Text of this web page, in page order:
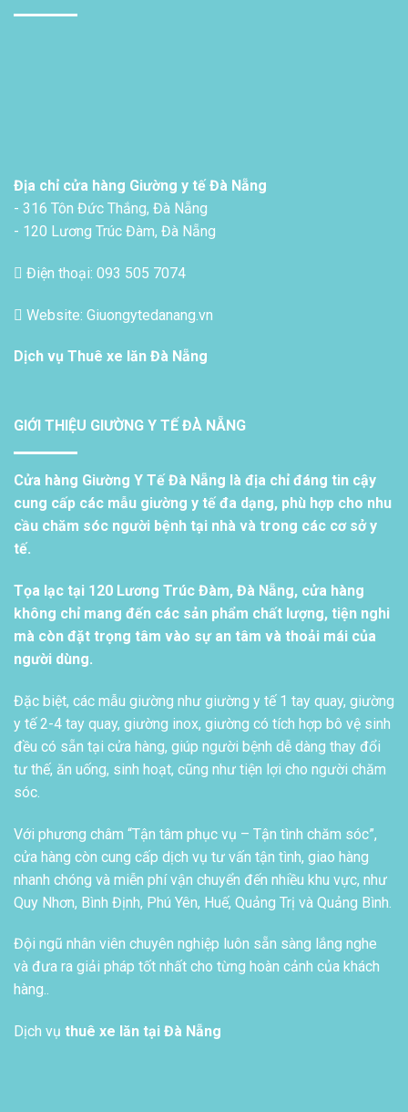
Địa chỉ cửa hàng Giường y tế Đà Nẵng
- 316 Tôn Đức Thắng, Đà Nẵng
- 120 Lương Trúc Đàm, Đà Nẵng
Điện thoại: 093 505 7074
Website: Giuongytedanang.vn
Dịch vụ Thuê xe lăn Đà Nẵng
GIỚI THIỆU GIƯỜNG Y TẾ ĐÀ NẴNG
Cửa hàng Giường Y Tế Đà Nẵng là địa chỉ đáng tin cậy
cung cấp các mẫu giường y tế đa dạng, phù hợp cho nhu
cầu chăm sóc người bệnh tại nhà và trong các cơ sở y
tế.
Tọa lạc tại 120 Lương Trúc Đàm, Đà Nẵng, cửa hàng
không chỉ mang đến các sản phẩm chất lượng, tiện nghi
mà còn đặt trọng tâm vào sự an tâm và thoải mái của
người dùng.
Đặc biệt, các mẫu giường như giường y tế 1 tay quay, giường
y tế 2-4 tay quay, giường inox, giường có tích hợp bô vệ sinh
đều có sẵn tại cửa hàng, giúp người bệnh dễ dàng thay đổi
tư thế, ăn uống, sinh hoạt, cũng như tiện lợi cho người chăm
sóc.
Với phương châm “Tận tâm phục vụ – Tận tình chăm sóc”,
cửa hàng còn cung cấp dịch vụ tư vấn tận tình, giao hàng
nhanh chóng và miễn phí vận chuyển đến nhiều khu vực, như
Quy Nhơn, Bình Định, Phú Yên, Huế, Quảng Trị và Quảng Bình.
Đội ngũ nhân viên chuyên nghiệp luôn sẵn sàng lắng nghe
và đưa ra giải pháp tốt nhất cho từng hoàn cảnh của khách
hàng..
Dịch vụ thuê xe lăn tại Đà Nẵng